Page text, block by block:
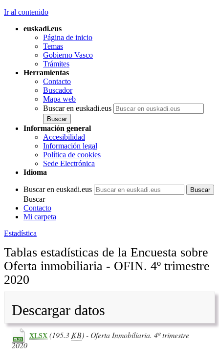
Ir al contenido
euskadi.eus
Página de inicio
Temas
Gobierno Vasco
Trámites
Herramientas
Contacto
Buscador
Mapa web
Buscar en euskadi.eus
Información general
Accesibilidad
Información legal
Política de cookies
Sede Electrónica
Idioma
Buscar en euskadi.eus
Buscar
Contacto
Mi carpeta
Estadística
Tablas estadísticas de la Encuesta sobre
Oferta inmobiliaria - OFIN. 4º trimestre
2020
Descargar datos
XLSX (195.3KB) - Oferta Inmobiliaria. 4º trimestre
2020